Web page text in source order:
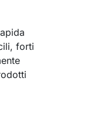
forti